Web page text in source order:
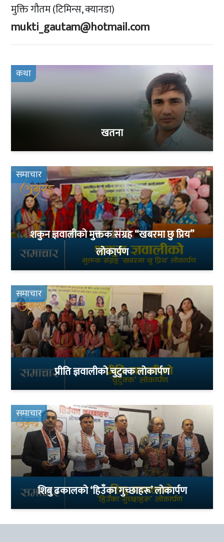
मुक्ति गौतम (टिमिन्स, क्यानडा)
mukti_gautam@hotmail.com
कथा
खतना
समाचार
शकुन ज्ञवालीको मुक्तक संग्रह “खबरमा छु प्रिय”
लोकार्पण
समाचार
प्रीति ज्ञवालीको चुटुक्क लोकार्पण
समाचार
शिबु ढकालको ‘हिउँका गुच्छाहरू’ लोकार्पण